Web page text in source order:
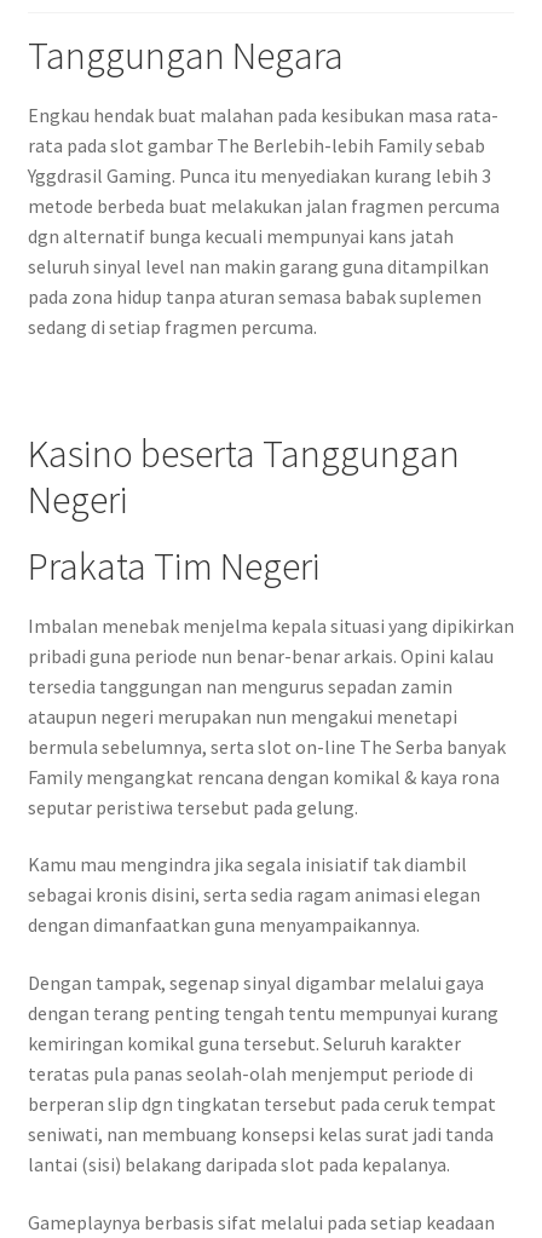
Tanggungan Negara
Engkau hendak buat malahan pada kesibukan masa rata-
rata pada slot gambar The Berlebih-lebih Family sebab
Yggdrasil Gaming. Punca itu menyediakan kurang lebih 3
metode berbeda buat melakukan jalan fragmen percuma
dgn alternatif bunga kecuali mempunyai kans jatah
seluruh sinyal level nan makin garang guna ditampilkan
pada zona hidup tanpa aturan semasa babak suplemen
sedang di setiap fragmen percuma.
Kasino beserta Tanggungan
Negeri
Prakata Tim Negeri
Imbalan menebak menjelma kepala situasi yang dipikirkan
pribadi guna periode nun benar-benar arkais. Opini kalau
tersedia tanggungan nan mengurus sepadan zamin
ataupun negeri merupakan nun mengakui menetapi
bermula sebelumnya, serta slot on-line The Serba banyak
Family mengangkat rencana dengan komikal & kaya rona
seputar peristiwa tersebut pada gelung.
Kamu mau mengindra jika segala inisiatif tak diambil
sebagai kronis disini, serta sedia ragam animasi elegan
dengan dimanfaatkan guna menyampaikannya.
Dengan tampak, segenap sinyal digambar melalui gaya
dengan terang penting tengah tentu mempunyai kurang
kemiringan komikal guna tersebut. Seluruh karakter
teratas pula panas seolah-olah menjemput periode di
berperan slip dgn tingkatan tersebut pada ceruk tempat
seniwati, nan membuang konsepsi kelas surat jadi tanda
lantai (sisi) belakang daripada slot pada kepalanya.
Gameplaynya berbasis sifat melalui pada setiap keadaan